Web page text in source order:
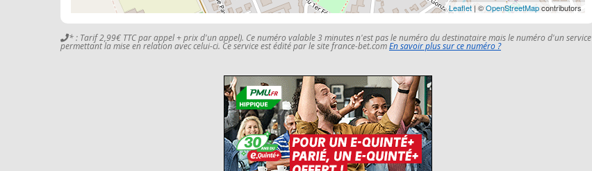
Leaflet | ©OpenStreetMapcontributors
* : Tarif 2,99€ TTC par appel + prix d'un appel). Ce numéro valable 3 minutes n'est pas le numéro du destinataire mais le numéro d'un service
permettant la mise en relation avec celui-ci. Ce service est édité par le site france-bet.comEn savoir plus sur ce numéro ?